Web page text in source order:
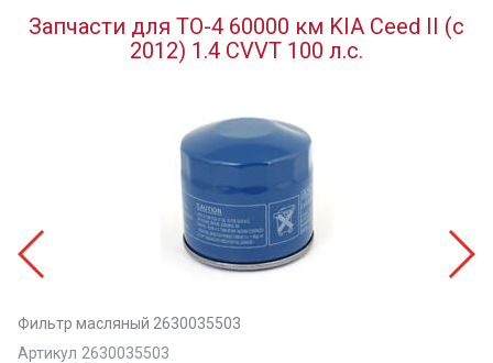
Запчасти для ТО-4 60000 км KIA Ceed II (с
2012) 1.4 CVVT 100 л.с.
Фильтр масляный 2630035503
Артикул 2630035503